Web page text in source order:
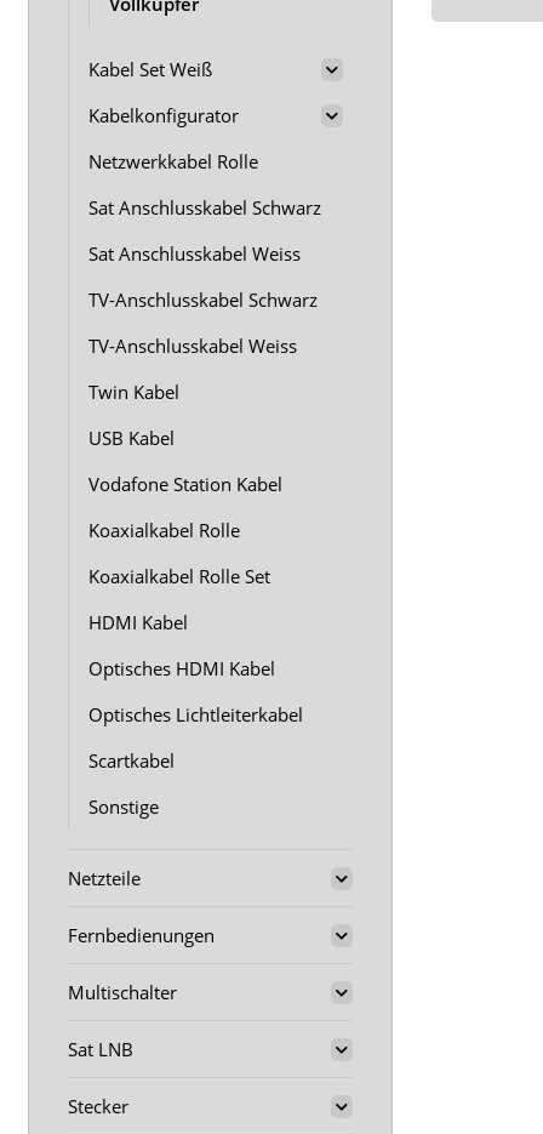
Kabel Set Weiß
Kabelkonfigurator
Netzwerkkabel Rolle
Sat Anschlusskabel Schwarz
Sat Anschlusskabel Weiss
TV-Anschlusskabel Schwarz
TV-Anschlusskabel Weiss
Twin Kabel
USB Kabel
Vodafone Station Kabel
Koaxialkabel Rolle
Koaxialkabel Rolle Set
HDMI Kabel
Optisches HDMI Kabel
Optisches Lichtleiterkabel
Scartkabel
Sonstige
Netzteile
Fernbedienungen
Multischalter
Sat LNB
Stecker